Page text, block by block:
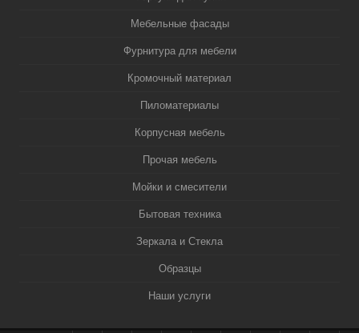
Мебельные фасады
Фурнитура для мебели
Кромочный материал
Пиломатериалы
Корпусная мебель
Прочая мебель
Мойки и смесители
Бытовая техника
Зеркала и Стекла
Образцы
Наши услуги